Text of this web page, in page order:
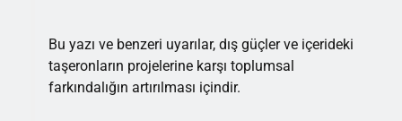
Bu yazı ve benzeri uyarılar, dış güçler ve içerideki
taşeronların projelerine karşı toplumsal
farkındalığın artırılması içindir.